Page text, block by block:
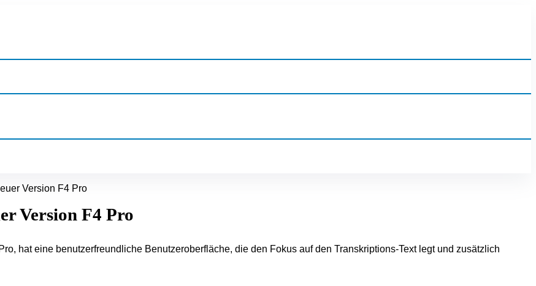
Version F4 Pro
Version F4 Pro
hat eine benutzerfreundliche Benutzeroberfläche, die den Fokus auf den Transkriptions-Text legt und zusätzlich